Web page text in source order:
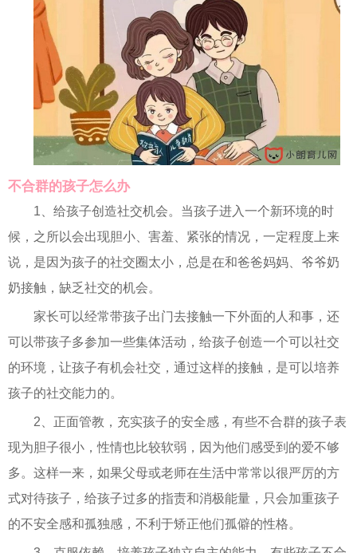
不合群的孩子怎么办
1、给孩子创造社交机会。当孩子进入一个新环境的时
候，之所以会出现胆小、害羞、紧张的情况，一定程度上来
说，是因为孩子的社交圈太小，总是在和爸爸妈妈、爷爷奶
奶接触，缺乏社交的机会。
家长可以经常带孩子出门去接触一下外面的人和事，还
可以带孩子多参加一些集体活动，给孩子创造一个可以社交
的环境，让孩子有机会社交，通过这样的接触，是可以培养
孩子的社交能力的。
2、正面管教，充实孩子的安全感，有些不合群的孩子表
现为胆子很小，性情也比较软弱，因为他们感受到的爱不够
多。这样一来，如果父母或老师在生活中常常以很严厉的方
式对待孩子，给孩子过多的指责和消极能量，只会加重孩子
的不安全感和孤独感，不利于矫正他们孤僻的性格。